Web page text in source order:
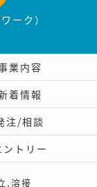
ーク）
業内容
着情報
注/相談
ントリー
,溶接